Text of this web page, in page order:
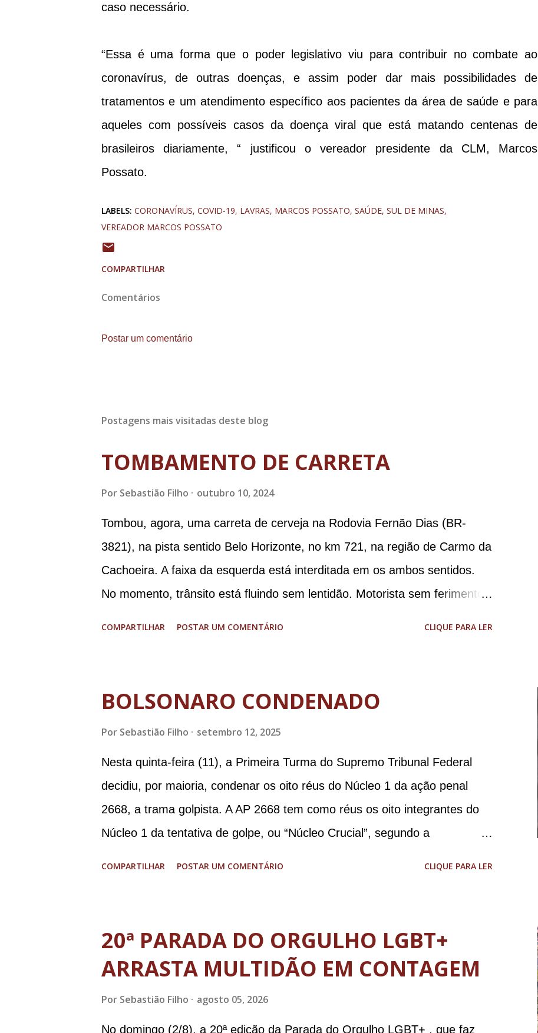
caso necessário.
“Essa é uma forma que o poder legislativo viu para contribuir no combate ao
coronavírus, de outras doenças, e assim poder dar mais possibilidades de
tratamentos e um atendimento específico aos pacientes da área de saúde e para
aqueles com possíveis casos da doença viral que está matando centenas de
brasileiros diariamente, “ justificou o vereador presidente da CLM, Marcos
Possato.
LABELS: CORONAVÍRUS COVID-19 LAVRAS MARCOS POSSATO SAÚDE SUL DE MINAS
VEREADOR MARCOS POSSATO
COMPARTILHAR
Comentários
Postar um comentário
Postagens mais visitadas deste blog
TOMBAMENTO DE CARRETA
Por Sebastião Filho outubro 10, 2024
Tombou, agora, uma carreta de cerveja na Rodovia Fernão Dias (BR-
3821), na pista sentido Belo Horizonte, no km 721, na região de Carmo da
Cachoeira. A faixa da esquerda está interditada em os ambos sentidos.
No momento, trânsito está fluindo sem lentidão. Motorista sem ferimentos
COMPARTILHAR POSTAR UM COMENTÁRIO CLIQUE PARA LER
BOLSONARO CONDENADO
Por Sebastião Filho setembro 12, 2025
Nesta quinta-feira (11), a Primeira Turma do Supremo Tribunal Federal
decidiu, por maioria, condenar os oito réus do Núcleo 1 da ação penal
2668, a trama golpista. A AP 2668 tem como réus os oito integrantes do
Núcleo 1 da tentativa de golpe, ou “Núcleo Crucial”, segundo a
Augusto Heleno, ex-chefe do Gabinete de Segurança Institucional (GSI); o
tenente-coronel Mauro Cid, ex-ajudante de ordens de Bolsonaro (réu-
colaborador); o ex-presidente da República Jair Bolsonaro; o general
Paulo Sérgio Nogueira, ex-ministro da Defesa; e o general da reserva
COMPARTILHAR POSTAR UM COMENTÁRIO CLIQUE PARA LER
20ª PARADA DO ORGULHO LGBT+
ARRASTA MULTIDÃO EM CONTAGEM
Por Sebastião Filho agosto 05, 2026
No domingo (2/8), a 20ª edição da Parada do Orgulho LGBT+ , que faz